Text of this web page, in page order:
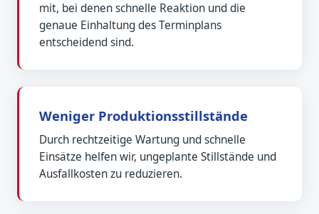
mit, bei denen schnelle Reaktion und die
genaue Einhaltung des Terminplans
entscheidend sind.
Weniger Produktionsstillstände
Durch rechtzeitige Wartung und schnelle
Einsätze helfen wir, ungeplante Stillstände und
Ausfallkosten zu reduzieren.